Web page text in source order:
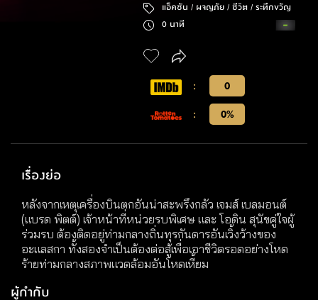
แอ็คชัน / ผจญภัย /ชีวิต /ระทึกขวัญ
0 นาที
:
0
:
0%
เรื่องย่อ
หลังจากเหตุเครื่องบินตกอันน่าสะพรึงกลัว เจมส์ เบลมอนต์
(แบรด พิตต์) เจ้าหน้าที่หน่วยรบพิเศษ และ โอดิน สุนัขคู่ใจผู้
ร่วมรบ ต้องติดอยู่ท่ามกลางถิ่นทุรกันดารอันเวิ้งว้างของ
อะแลสกา ทั้งสองจำเป็นต้องต่อสู้เพื่อเอาชีวิตรอดอย่างโหด
ร้ายท่ามกลางสภาพแวดล้อมอันโหดเหี้ยม
ผู้กำกับ